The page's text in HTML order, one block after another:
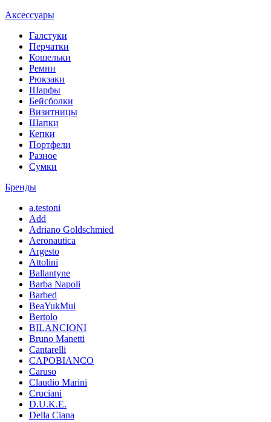
Аксессуары
Галстуки
Перчатки
Кошельки
Ремни
Рюкзаки
Шарфы
Бейсболки
Визитницы
Шапки
Кепки
Портфели
Разное
Сумки
Бренды
a.testoni
Add
Adriano Goldschmied
Aeronautica
Argesto
Attolini
Ballantyne
Barba Napoli
Barbed
BeaYukMui
Bertolo
BILANCIONI
Bruno Manetti
Cantarelli
CAPOBIANCO
Caruso
Claudio Marini
Cruciani
D.U.K.E.
Della Ciana